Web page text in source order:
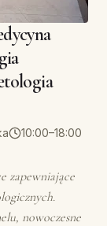
10:00–18:00
zapewniające
nowoczesne